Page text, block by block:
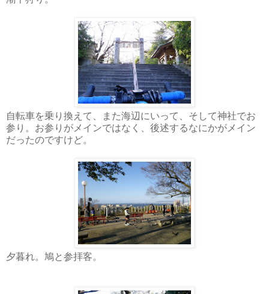
自転車を乗り換えて、また海辺にいって、そして神社でお
参り。お参りがメインではなく、後述するなにかがメイン
だったのですけど。
夕暮れ。鳩と参拝客。